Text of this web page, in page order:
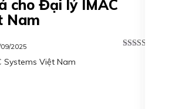
cho Đại lý IMAC
Nam
2025
Systems Việt Nam